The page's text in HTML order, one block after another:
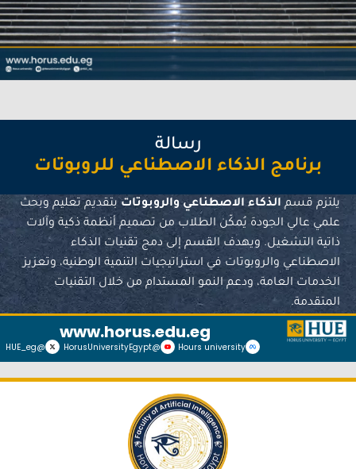
رسالة
برنامج الذكاء الاصطناعي للروبوتات
يلتزم قسم الذكاء الاصطناعي والروبوتات بتقديم تعليم وبحث
علمي عالي الجودة يُمكّن الطلاب من تصميم أنظمة ذكية وآلات
ذاتية التشغيل. ويهدف القسم إلى دمج تقنيات الذكاء
الاصطناعي والروبوتات في استراتيجيات التنمية الوطنية، وتعزيز
الخدمات العامة، ودعم النمو المستدام من خلال التقنيات
المتقدمة.
www.horus.edu.eg
Hours university
@HorusUniversityEgypt
@HUE_eg